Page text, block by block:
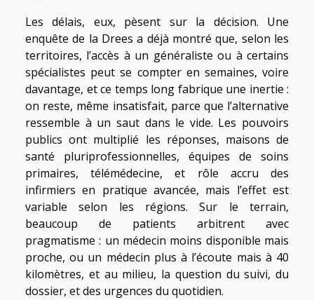
Les délais, eux, pèsent sur la décision. Une
enquête de la Drees a déjà montré que, selon les
territoires, l’accès à un généraliste ou à certains
spécialistes peut se compter en semaines, voire
davantage, et ce temps long fabrique une inertie :
on reste, même insatisfait, parce que l’alternative
ressemble à un saut dans le vide. Les pouvoirs
publics ont multiplié les réponses, maisons de
santé pluriprofessionnelles, équipes de soins
primaires, télémédecine, et rôle accru des
infirmiers en pratique avancée, mais l’effet est
variable selon les régions. Sur le terrain,
beaucoup de patients arbitrent avec
pragmatisme : un médecin moins disponible mais
proche, ou un médecin plus à l’écoute mais à 40
kilomètres, et au milieu, la question du suivi, du
dossier, et des urgences du quotidien.